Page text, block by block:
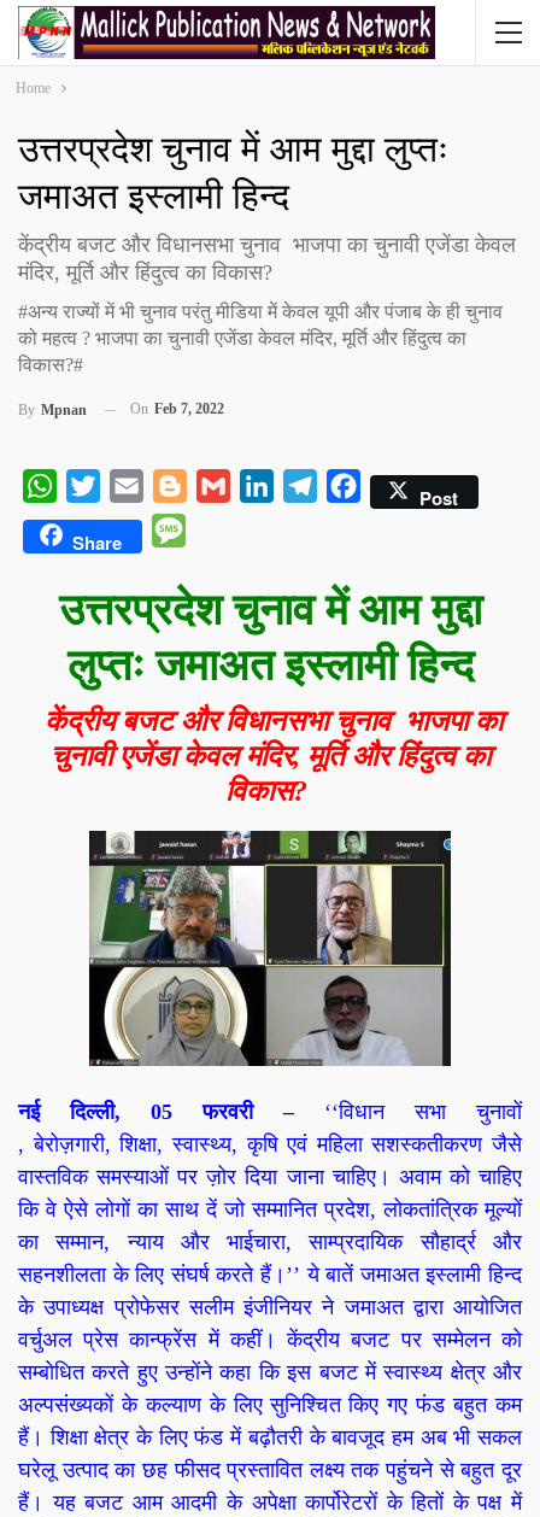
Home
उत्तरप्रदेश चुनाव में आम मुद्दा लुप्तः
जमाअत इस्लामी हिन्द
केंद्रीय बजट और विधानसभा चुनाव भाजपा का चुनावी एजेंडा केवल
मंदिर, मूर्ति और हिंदुत्व का विकास?
#अन्य राज्यों में भी चुनाव परंतु मीडिया में केवल यूपी और पंजाब के ही चुनाव
को महत्व ? भाजपा का चुनावी एजेंडा केवल मंदिर, मूर्ति और हिंदुत्व का
विकास?#
By Mpnan On Feb 7, 2022
WhatsApp
Twitter Email BloggerGmail LinkedInTelegramFacebookPost
Share
उत्तरप्रदेश चुनाव में आम मुद्दा
लुप्तः जमाअत इस्लामी हिन्द
केंद्रीय बजट और विधानसभा चुनाव भाजपा का
चुनावी एजेंडा केवल मंदिर, मूर्ति और हिंदुत्व का
विकास?
नई दिल्ली, 05फरवरी –‘‘विधान सभा चुनावों
, बेरोज़गारी, शिक्षा, स्वास्थ्य, कृषि एवं महिला सशस्कतीकरण जैसे
वास्तविक समस्याओं पर ज़ोर दिया जाना चाहिए। अवाम को चाहिए
कि वे ऐसे लोगों का साथ दें जो सम्मानित प्रदेश, लोकतांत्रिक मूल्यों
का सम्मान, न्याय और भाईचारा, साम्प्रदायिक सौहार्द्र और
सहनशीलता के लिए संघर्ष करते हैं।’’ ये बातें जमाअत इस्लामी हिन्द
के उपाध्यक्ष प्रोफेसर सलीम इंजीनियर ने जमाअत द्वारा आयोजित
वर्चुअल प्रेस कान्फ्रेंस में कहीं। केंद्रीय बजट पर सम्मेलन को
सम्बोधित करते हुए उन्होंने कहा कि इस बजट में स्वास्थ्य क्षेत्र और
अल्पसंख्यकों के कल्याण के लिए सुनिश्चित किए गए फंड बहुत कम
हैं। शिक्षा क्षेत्र के लिए फंड में बढ़ौतरी के बावजूद हम अब भी सकल
घरेलू उत्पाद का छह फीसद प्रस्तावित लक्ष्य तक पहुंचने से बहुत दूर
हैं। यह बजट आम आदमी के अपेक्षा कार्पोरेटरों के हितों के पक्ष में